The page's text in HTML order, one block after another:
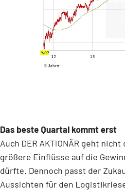
Das beste Quartal kommt erst
Auch DER AKTIONÄR geht
größere Einflüsse auf die
dürfte. Dennoch passt der
Aussichten für den